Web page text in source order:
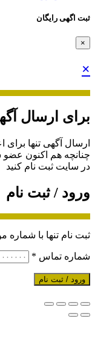
ثبت اگهی رایگان
×
×
برای ارسال
ارسال آگهی تنها
چنانچه هم‌ اکنون
در سایت ثبت نام کنید
ورود / ثبت نام
ثبت نام تنها با شماره
شماره تماس *
ورود / ثبت نام